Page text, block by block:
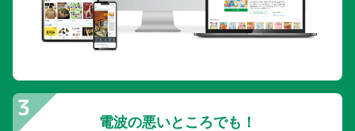
電波の悪いところでも！